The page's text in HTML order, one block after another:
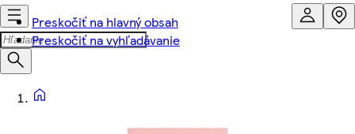
Preskočiť na hlavný obsah
Preskočiť na vyhľadávanie